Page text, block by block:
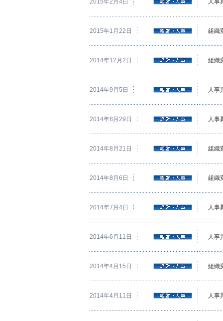
2015年1月22日 組織
2014年12月2日 組織
2014年9月5日 人事
2014年8月29日 人事
2014年8月21日 組織
2014年8月6日 組織
2014年7月4日 人事
2014年6月11日 人事
2014年4月15日 組織
2014年4月11日 人事